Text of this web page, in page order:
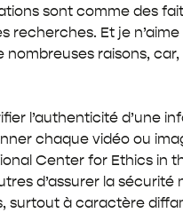
sont comme des
Et je
raisons,
l’authenticité d’une
chaque vidéo ou
Center for Ethics in
d’assurer la
à caractère